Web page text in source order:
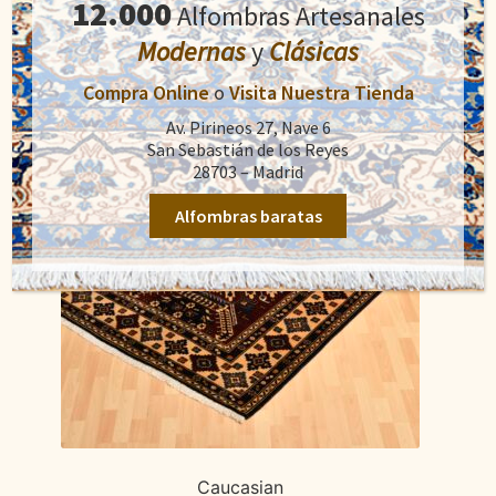
1.800,00€.
1.210,00€.
Caucasian
12.000Alfombras Artesanales
ModernasyClásicas
Compra OnlineoVisita Nuestra Tienda
Av. Pirineos 27, Nave 6
San Sebastián de los Reyes
28703 – Madrid
Alfombras baratas